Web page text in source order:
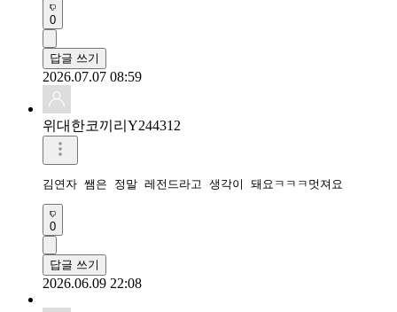
0
답글 쓰기
2026.07.07 08:59
위대한코끼리Y244312
김연자 쌤은 정말 레전드라고 생각이 돼요ㅋㅋㅋ멋져요
0
답글 쓰기
2026.06.09 22:08